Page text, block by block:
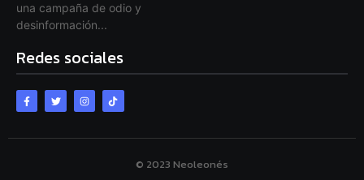
una campaña de odio y
desinformación...
Redes sociales
© 2023 Neoleonés